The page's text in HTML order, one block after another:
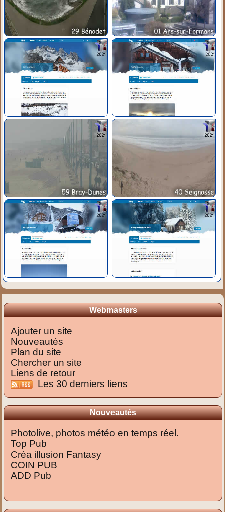
Webmasters
Ajouter un site
Nouveautés
Plan du site
Chercher un site
Liens de retour
Les 30 derniers liens
Nouveautés
Photolive, photos météo en temps réel.
Top Pub
Créa illusion Fantasy
COIN PUB
ADD Pub